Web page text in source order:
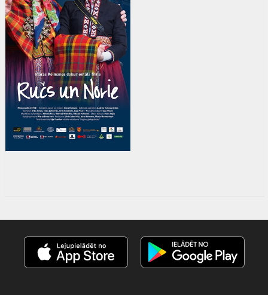
Дистрибьютор: Lielais Kristaps